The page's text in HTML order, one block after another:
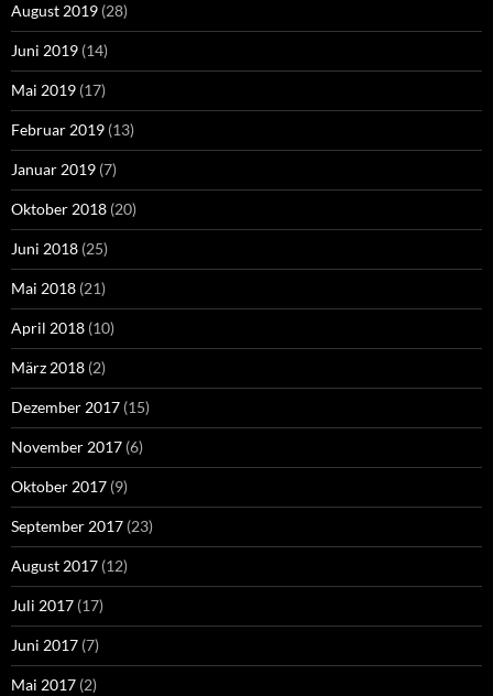
August 2019 (28)
Juni 2019 (14)
Mai 2019 (17)
Februar 2019 (13)
Januar 2019 (7)
Oktober 2018 (20)
Juni 2018 (25)
Mai 2018 (21)
April 2018 (10)
März 2018 (2)
Dezember 2017 (15)
November 2017 (6)
Oktober 2017 (9)
September 2017 (23)
August 2017 (12)
Juli 2017 (17)
Juni 2017 (7)
Mai 2017 (2)